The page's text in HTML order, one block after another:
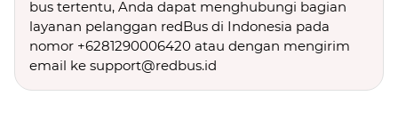
bus tertentu, Anda dapat menghubungi bagian
layanan pelanggan redBus di Indonesia pada
nomor +6281290006420 atau dengan mengirim
email ke support@redbus.id